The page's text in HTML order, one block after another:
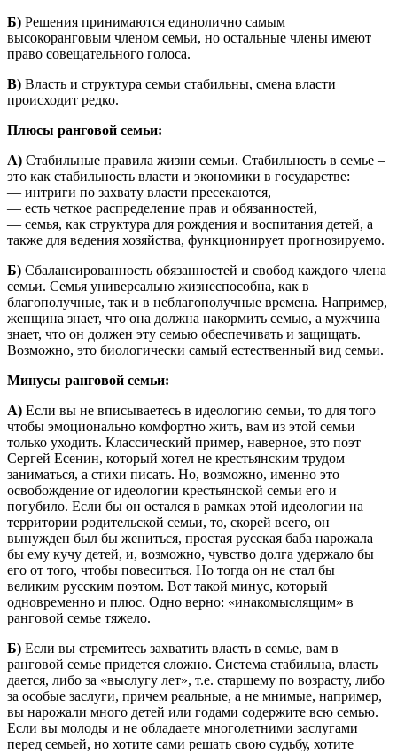
Б) Решения принимаются единолично самым
высокоранговым членом семьи, но остальные члены имеют
право совещательного голоса.
В) Власть и структура семьи стабильны, смена власти
происходит редко.
Плюсы ранговой семьи:
А) Стабильные правила жизни семьи. Стабильность в семье –
это как стабильность власти и экономики в государстве:
— интриги по захвату власти пресекаются,
— есть четкое распределение прав и обязанностей,
— семья, как структура для рождения и воспитания детей, а
также для ведения хозяйства, функционирует прогнозируемо.
Б) Сбалансированность обязанностей и свобод каждого члена
семьи. Семья универсально жизнеспособна, как в
благополучные, так и в неблагополучные времена. Например,
женщина знает, что она должна накормить семью, а мужчина
знает, что он должен эту семью обеспечивать и защищать.
Возможно, это биологически самый естественный вид семьи.
Минусы ранговой семьи:
А) Если вы не вписываетесь в идеологию семьи, то для того
чтобы эмоционально комфортно жить, вам из этой семьи
только уходить. Классический пример, наверное, это поэт
Сергей Есенин, который хотел не крестьянским трудом
заниматься, а стихи писать. Но, возможно, именно это
освобождение от идеологии крестьянской семьи его и
погубило. Если бы он остался в рамках этой идеологии на
территории родительской семьи, то, скорей всего, он
вынужден был бы жениться, простая русская баба нарожала
бы ему кучу детей, и, возможно, чувство долга удержало бы
его от того, чтобы повеситься. Но тогда он не стал бы
великим русским поэтом. Вот такой минус, который
одновременно и плюс. Одно верно: «инакомыслящим» в
ранговой семье тяжело.
Б) Если вы стремитесь захватить власть в семье, вам в
ранговой семье придется сложно. Система стабильна, власть
дается, либо за «выслугу лет», т.е. старшему по возрасту, либо
за особые заслуги, причем реальные, а не мнимые, например,
вы нарожали много детей или годами содержите всю семью.
Если вы молоды и не обладаете многолетними заслугами
перед семьей, но хотите сами решать свою судьбу, хотите